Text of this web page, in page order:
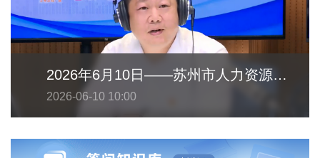
2026年6月10日——苏州市人力资源和社会保障局
2026-06-10 10:00